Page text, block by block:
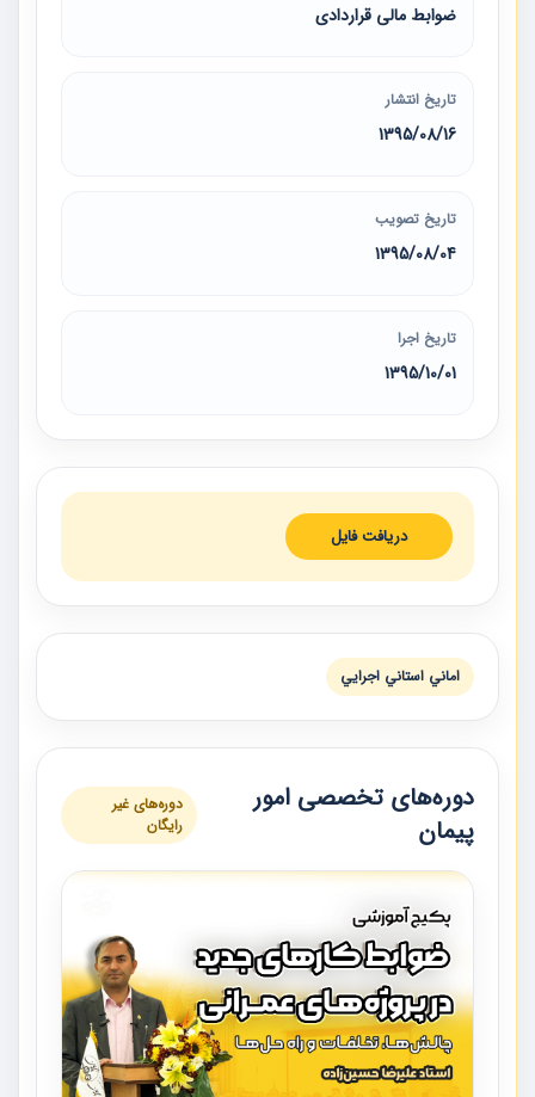
ضوابط مالی قراردادی
تاریخ انتشار
1395/08/16
تاریخ تصویب
1395/08/04
تاریخ اجرا
1395/10/01
دریافت فایل
اماني استاني اجرايي
دوره‌های تخصصی امور
پیمان
دوره‌های غیر
رایگان